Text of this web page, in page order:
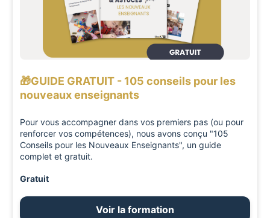
🎁GUIDE GRATUIT - 105 conseils pour les
nouveaux enseignants
Pour vous accompagner dans vos premiers pas (ou pour
renforcer vos compétences), nous avons conçu "105
Conseils pour les Nouveaux Enseignants", un guide
complet et gratuit.
Gratuit
Voir la formation